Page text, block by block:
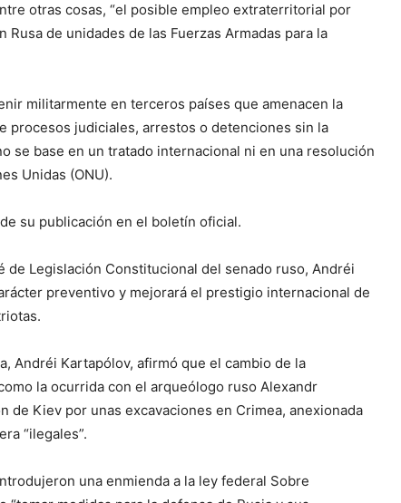
otras cosas, “el posible empleo extraterritorial por
de unidades de las Fuerzas Armadas para la
militarmente en terceros países que amenacen la
procesos judiciales, arrestos o detenciones sin la
se base en un tratado internacional ni en una resolución
Unidas (ONU).
su publicación en el boletín oficial.
Legislación Constitucional del senado ruso, Andréi
preventivo y mejorará el prestigio internacional de
Andréi Kartapólov, afirmó que el cambio de la
la ocurrida con el arqueólogo ruso Alexandr
de Kiev por unas excavaciones en Crimea, anexionada
“ilegales”.
una enmienda a la ley federal Sobre